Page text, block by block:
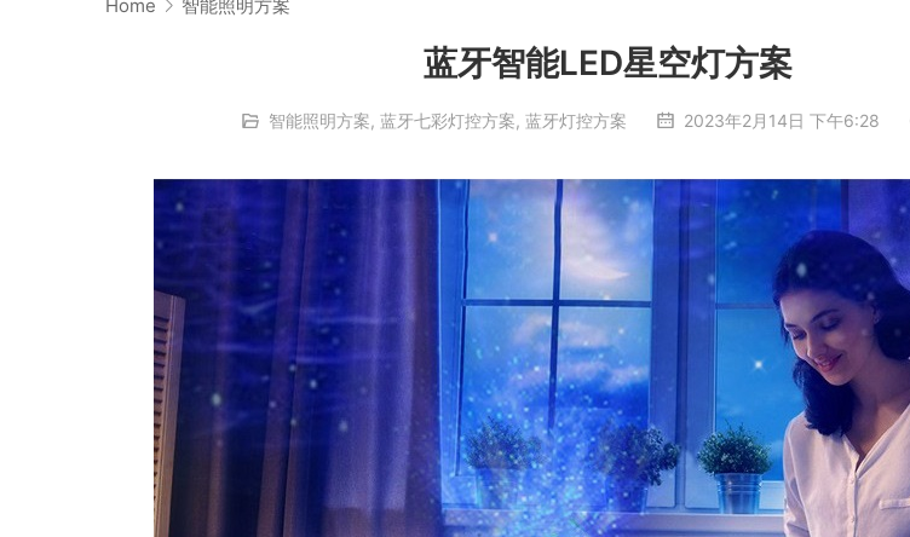
Home 智能照明方案
蓝牙智能LED星空灯方案
智能照明方案, 蓝牙七彩灯控方案, 蓝牙灯控方案 2023年2月14日 下午6:28